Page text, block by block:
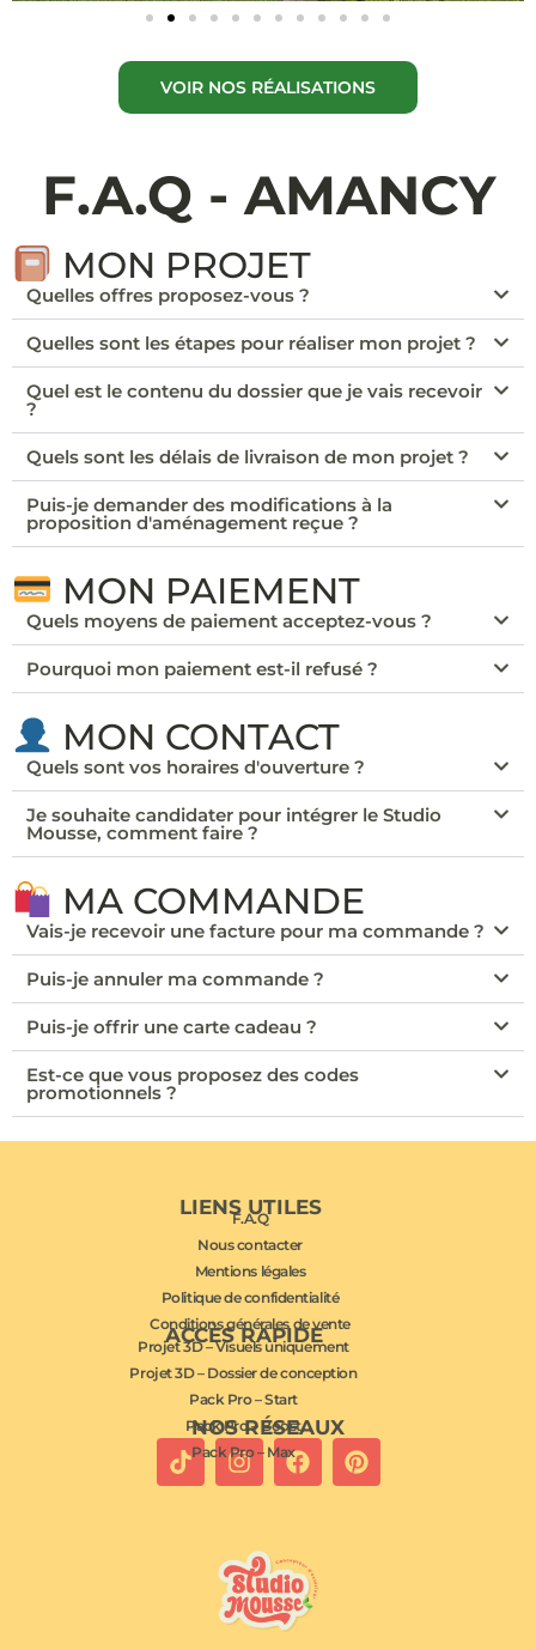
VOIR NOS RÉALISATIONS
F.A.Q - AMANCY
MON PROJET
Quelles offres proposez-vous ?
Quelles sont les étapes pour réaliser mon projet ?
Quel est le contenu du dossier que je vais recevoir
?
Quels sont les délais de livraison de mon projet ?
Puis-je demander des modifications à la
proposition d'aménagement reçue ?
MON PAIEMENT
Quels moyens de paiement acceptez-vous ?
Pourquoi mon paiement est-il refusé ?
MON CONTACT
Quels sont vos horaires d'ouverture ?
Je souhaite candidater pour intégrer le Studio
Mousse, comment faire ?
MA COMMANDE
Vais-je recevoir une facture pour ma commande ?
Puis-je annuler ma commande ?
Puis-je offrir une carte cadeau ?
Est-ce que vous proposez des codes
promotionnels ?
NOS RÉSEAUX
ACCÈS RAPIDE
Projet 3D – Visuels uniquement
Projet 3D – Dossier de conception
Pack Pro – Start
Pack Pro – Boost
Pack Pro – Max
LIENS UTILES
F.A.Q
Nous contacter
Mentions légales
Politique de confidentialité
Conditions générales de vente